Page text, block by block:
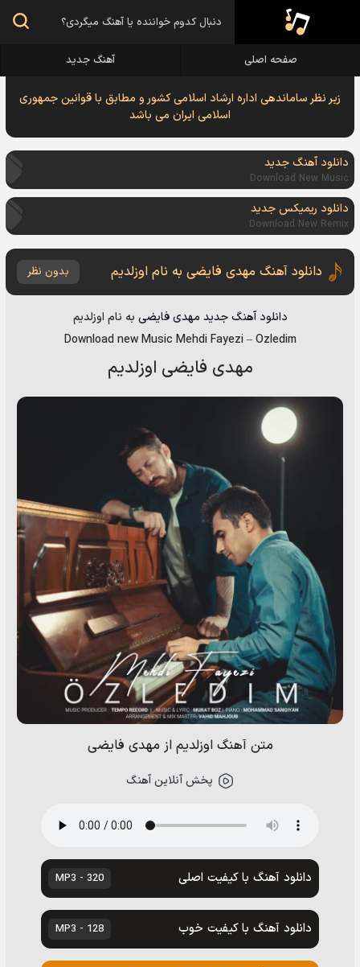
صفحه اصلی آهنگ جدید
زیر نظر ساماندهی اداره ارشاد اسلامی کشور و مطابق با قوانین جمهوری
اسلامی ایران می باشد
دانلود آهنگ جدید
Download New Music
دانلود ریمیکس جدید
Download New Remix
دانلود آهنگ مهدی فایضی به نام اوزلدیم بدون نظر
دانلود آهنگ جدید مهدی فایضی به نام اوزلدیم
Download new Music Mehdi Fayezi–Ozledim
مهدی فایضی اوزلدیم
متن آهنگ اوزلدیم از مهدی فایضی
پخش آنلاین آهنگ
دانلود آهنگ با کیفیت اصلی 320 - MP3
دانلود آهنگ با کیفیت خوب 128 - MP3